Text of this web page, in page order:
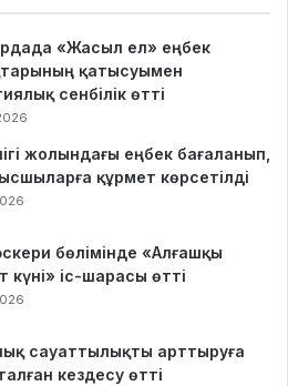
«Жасыл ел» еңбек
қатысуымен
сенбілік өтті
жолындағы еңбек бағаланып,
құрмет көрсетілді
бөлімінде «Алғашқы
күні» іс-шарасы өтті
сауаттылықты арттыруға
кездесу өтті